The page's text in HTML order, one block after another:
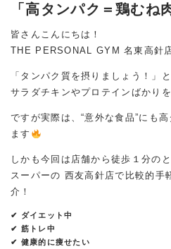
「高タンパク＝鶏むね
皆さんこんにちは！
THE PERSONAL GYM名東高針
「タンパク質を摂りましょう！」
サラダチキンやプロテインばかり
ですが実際は、“意外な食品”にも
ます
しかも今回は店舗から徒歩１分のと
スーパーの 西友高針店で比較的手
介！
✔ ダイエット中
✔ 筋トレ中
✔ 健康的に痩せたい